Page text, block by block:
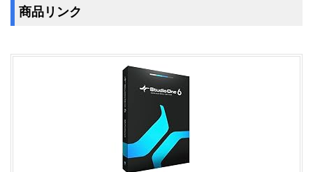
商品リンク